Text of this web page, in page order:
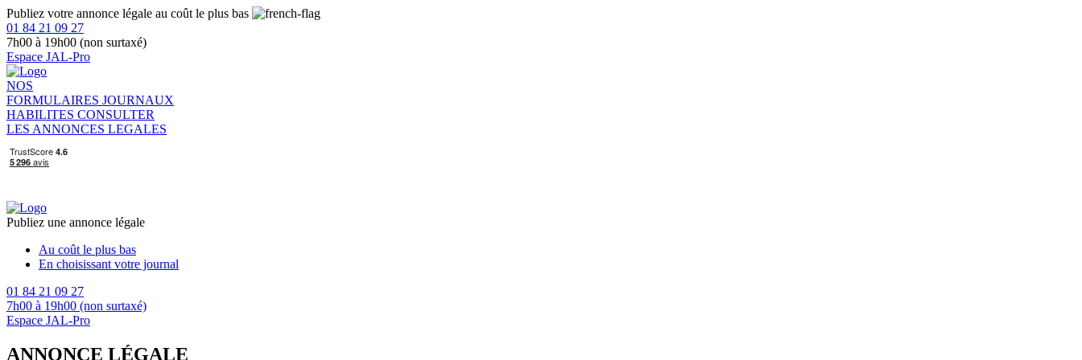
Publiez votre annonce légale au coût le plus bas
01 84 21 09 27
7h00 à 19h00 (non surtaxé)
Espace JAL-Pro
NOS
FORMULAIRES JOURNAUX
HABILITES CONSULTER
LES ANNONCES LEGALES
Publiez une annonce légale
Au coût le plus bas
En choisissant votre journal
01 84 21 09 27
7h00 à 19h00 (non surtaxé)
Espace JAL-Pro
ANNONCE LÉGALE